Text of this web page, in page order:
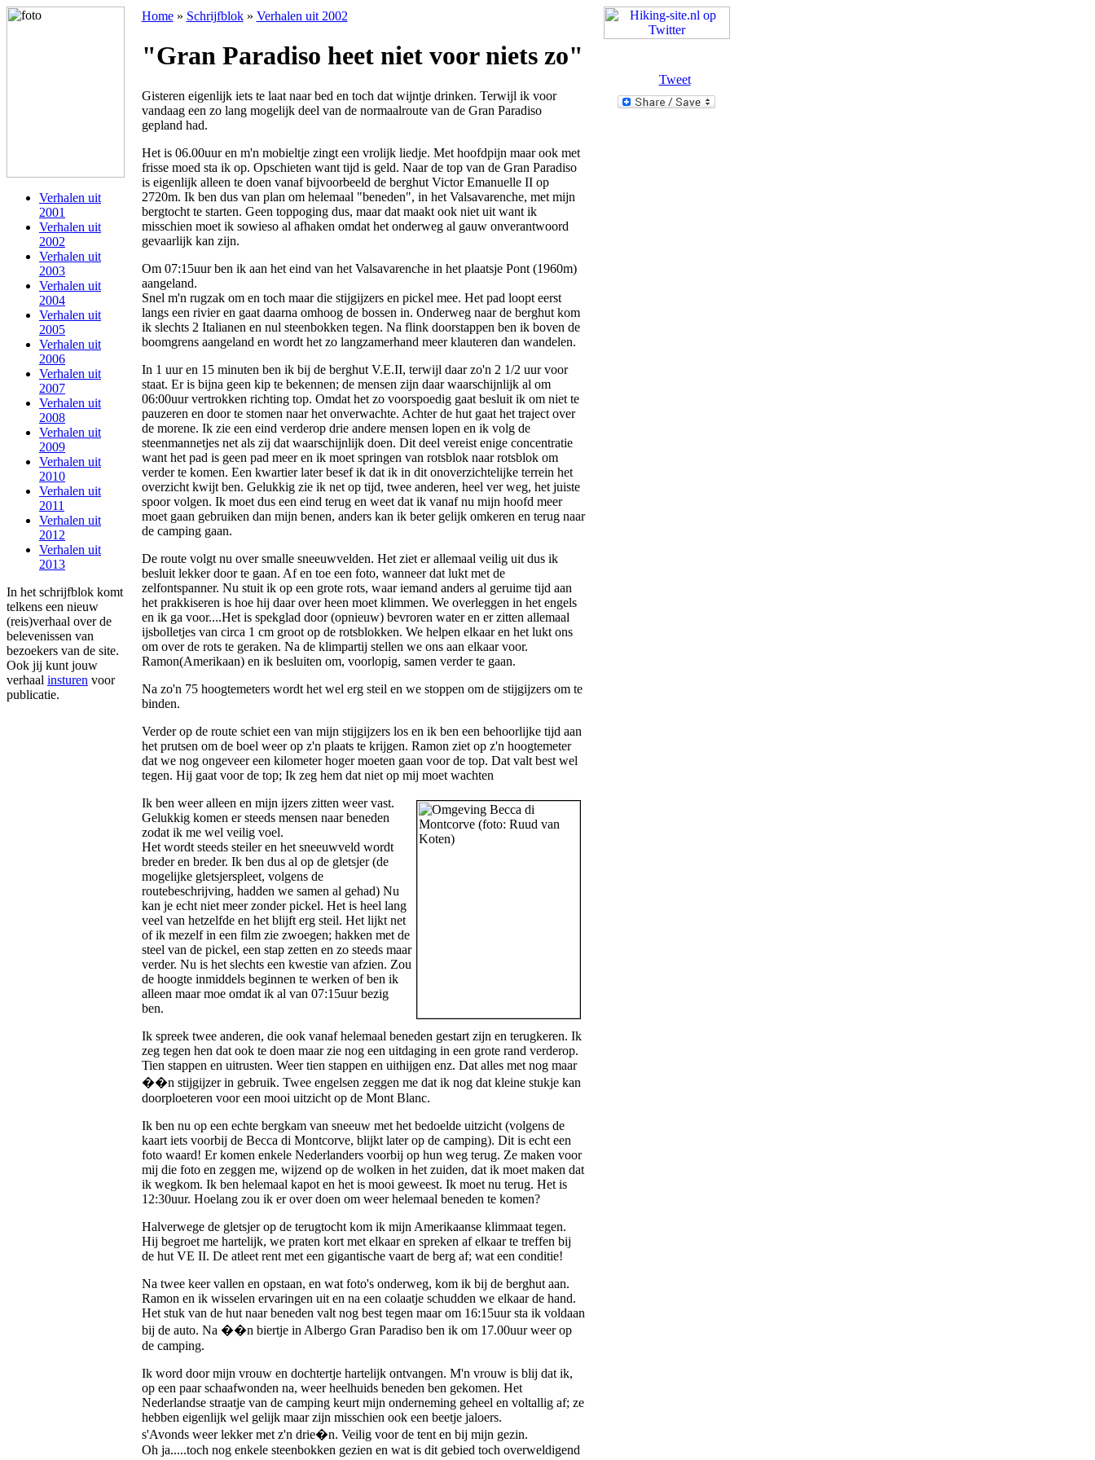
Verhalen uit
2001
Verhalen uit
2002
Verhalen uit
2003
Verhalen uit
2004
Verhalen uit
2005
Verhalen uit
2006
Verhalen uit
2007
Verhalen uit
2008
Verhalen uit
2009
Verhalen uit
2010
Verhalen uit
2011
Verhalen uit
2012
Verhalen uit
2013
In het schrijfblok komt
telkens een nieuw
(reis)verhaal over de
belevenissen van
bezoekers van de site.
Ook jij kunt jouw
verhaal insturen voor
publicatie.
Home» Schrijfblok» Verhalen uit 2002
"Gran Paradiso heet niet voor niets zo"
Gisteren eigenlijk iets te laat naar bed en toch dat wijntje drinken. Terwijl ik voor
vandaag een zo lang mogelijk deel van de normaalroute van de Gran Paradiso
gepland had.
Het is 06.00uur en m'n mobieltje zingt een vrolijk liedje. Met hoofdpijn maar ook met
frisse moed sta ik op. Opschieten want tijd is geld. Naar de top van de Gran Paradiso
is eigenlijk alleen te doen vanaf bijvoorbeeld de berghut Victor Emanuelle II op
2720m. Ik ben dus van plan om helemaal "beneden", in het Valsavarenche, met mijn
bergtocht te starten. Geen toppoging dus, maar dat maakt ook niet uit want ik
misschien moet ik sowieso al afhaken omdat het onderweg al gauw onverantwoord
gevaarlijk kan zijn.
Om 07:15uur ben ik aan het eind van het Valsavarenche in het plaatsje Pont (1960m)
aangeland.
Snel m'n rugzak om en toch maar die stijgijzers en pickel mee. Het pad loopt eerst
langs een rivier en gaat daarna omhoog de bossen in. Onderweg naar de berghut kom
ik slechts 2 Italianen en nul steenbokken tegen. Na flink doorstappen ben ik boven de
boomgrens aangeland en wordt het zo langzamerhand meer klauteren dan wandelen.
In 1 uur en 15 minuten ben ik bij de berghut V.E.II, terwijl daar zo'n 2 1/2 uur voor
staat. Er is bijna geen kip te bekennen; de mensen zijn daar waarschijnlijk al om
06:00uur vertrokken richting top. Omdat het zo voorspoedig gaat besluit ik om niet te
pauzeren en door te stomen naar het onverwachte. Achter de hut gaat het traject over
de morene. Ik zie een eind verderop drie andere mensen lopen en ik volg de
steenmannetjes net als zij dat waarschijnlijk doen. Dit deel vereist enige concentratie
want het pad is geen pad meer en ik moet springen van rotsblok naar rotsblok om
verder te komen. Een kwartier later besef ik dat ik in dit onoverzichtelijke terrein het
overzicht kwijt ben. Gelukkig zie ik net op tijd, twee anderen, heel ver weg, het juiste
spoor volgen. Ik moet dus een eind terug en weet dat ik vanaf nu mijn hoofd meer
moet gaan gebruiken dan mijn benen, anders kan ik beter gelijk omkeren en terug naar
de camping gaan.
De route volgt nu over smalle sneeuwvelden. Het ziet er allemaal veilig uit dus ik
besluit lekker door te gaan. Af en toe een foto, wanneer dat lukt met de
zelfontspanner. Nu stuit ik op een grote rots, waar iemand anders al geruime tijd aan
het prakkiseren is hoe hij daar over heen moet klimmen. We overleggen in het engels
en ik ga voor....Het is spekglad door (opnieuw) bevroren water en er zitten allemaal
ijsbolletjes van circa 1 cm groot op de rotsblokken. We helpen elkaar en het lukt ons
om over de rots te geraken. Na de klimpartij stellen we ons aan elkaar voor.
Ramon(Amerikaan) en ik besluiten om, voorlopig, samen verder te gaan.
Na zo'n 75 hoogtemeters wordt het wel erg steil en we stoppen om de stijgijzers om te
binden.
Verder op de route schiet een van mijn stijgijzers los en ik ben een behoorlijke tijd aan
het prutsen om de boel weer op z'n plaats te krijgen. Ramon ziet op z'n hoogtemeter
dat we nog ongeveer een kilometer hoger moeten gaan voor de top. Dat valt best wel
tegen. Hij gaat voor de top; Ik zeg hem dat niet op mij moet wachten
Ik ben weer alleen en mijn ijzers zitten weer vast.
Gelukkig komen er steeds mensen naar beneden
zodat ik me wel veilig voel.
Het wordt steeds steiler en het sneeuwveld wordt
breder en breder. Ik ben dus al op de gletsjer (de
mogelijke gletsjerspleet, volgens de
routebeschrijving, hadden we samen al gehad) Nu
kan je echt niet meer zonder pickel. Het is heel lang
veel van hetzelfde en het blijft erg steil. Het lijkt net
of ik mezelf in een film zie zwoegen; hakken met de
steel van de pickel, een stap zetten en zo steeds maar
verder. Nu is het slechts een kwestie van afzien. Zou
de hoogte inmiddels beginnen te werken of ben ik
alleen maar moe omdat ik al van 07:15uur bezig
ben.
Ik spreek twee anderen, die ook vanaf helemaal beneden gestart zijn en terugkeren. Ik
zeg tegen hen dat ook te doen maar zie nog een uitdaging in een grote rand verderop.
Tien stappen en uitrusten. Weer tien stappen en uithijgen enz. Dat alles met nog maar
��n stijgijzer in gebruik. Twee engelsen zeggen me dat ik nog dat kleine stukje kan
doorploeteren voor een mooi uitzicht op de Mont Blanc.
Ik ben nu op een echte bergkam van sneeuw met het bedoelde uitzicht (volgens de
kaart iets voorbij de Becca di Montcorve, blijkt later op de camping). Dit is echt een
foto waard! Er komen enkele Nederlanders voorbij op hun weg terug. Ze maken voor
mij die foto en zeggen me, wijzend op de wolken in het zuiden, dat ik moet maken dat
ik wegkom. Ik ben helemaal kapot en het is mooi geweest. Ik moet nu terug. Het is
12:30uur. Hoelang zou ik er over doen om weer helemaal beneden te komen?
Halverwege de gletsjer op de terugtocht kom ik mijn Amerikaanse klimmaat tegen.
Hij begroet me hartelijk, we praten kort met elkaar en spreken af elkaar te treffen bij
de hut VE II. De atleet rent met een gigantische vaart de berg af; wat een conditie!
Na twee keer vallen en opstaan, en wat foto's onderweg, kom ik bij de berghut aan.
Ramon en ik wisselen ervaringen uit en na een colaatje schudden we elkaar de hand.
Het stuk van de hut naar beneden valt nog best tegen maar om 16:15uur sta ik voldaan
bij de auto. Na ��n biertje in Albergo Gran Paradiso ben ik om 17.00uur weer op
de camping.
Ik word door mijn vrouw en dochtertje hartelijk ontvangen. M'n vrouw is blij dat ik,
op een paar schaafwonden na, weer heelhuids beneden ben gekomen. Het
Nederlandse straatje van de camping keurt mijn onderneming geheel en voltallig af; ze
hebben eigenlijk wel gelijk maar zijn misschien ook een beetje jaloers.
s'Avonds weer lekker met z'n drie�n. Veilig voor de tent en bij mijn gezin.
Oh ja.....toch nog enkele steenbokken gezien en wat is dit gebied toch overweldigend
Tweet